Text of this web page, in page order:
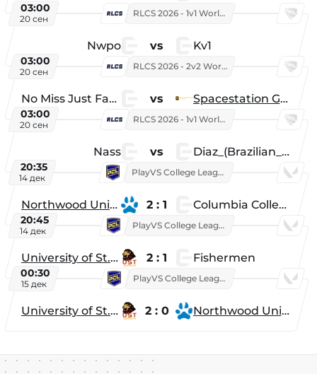
03:00
20 сен
RLCS 2026 - 1v1 World Championship
Nwpo vs Kv1
03:00
20 сен
RLCS 2026 - 2v2 World Championship
No Miss Just Fake vs Spacestation Gaming
03:00
20 сен
RLCS 2026 - 1v1 World Championship
Nass vs Diaz_(Brazilian_Player)
20:35
14 дек
PlayVS College League 2025: Fall
Northwood University 2 : 1 Columbia College
20:45
14 дек
PlayVS College League 2025: Fall
University of St. Thomas 2 : 1 Fishermen
00:30
15 дек
PlayVS College League 2025: Fall
University of St. Thomas 2 : 0 Northwood University